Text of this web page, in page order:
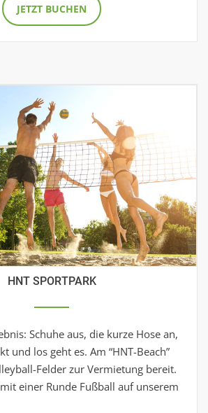
JETZT BUCHEN
HNT SPORTPARK
Schuhe aus, die kurze Hose an,
und los geht es. Am “HNT-Beach”
Felder zur Vermietung bereit.
einer Runde Fußball auf unserem